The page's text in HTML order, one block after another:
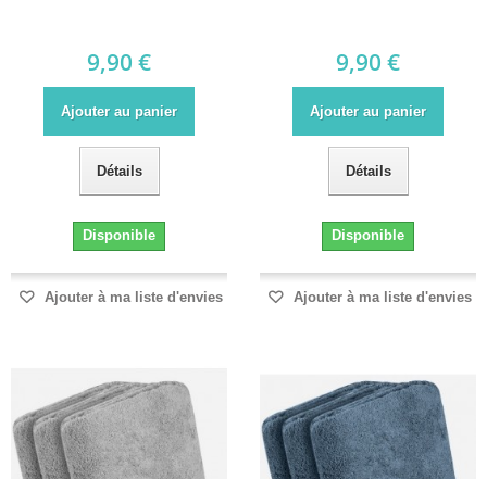
9,90 €
Ajouter au panier
Détails
Disponible
Ajouter à ma liste d'envies
9,90 €
Ajouter au panier
Détails
Disponible
Ajouter à ma liste d'envies